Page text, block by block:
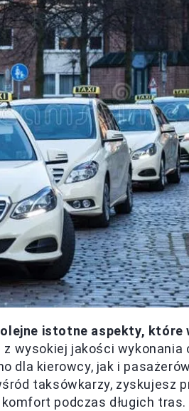
istotne aspekty, które
wysokiej jakości wykonania
dla kierowcy, jak i
taksówkarzy, zyskujesz
podczas długich